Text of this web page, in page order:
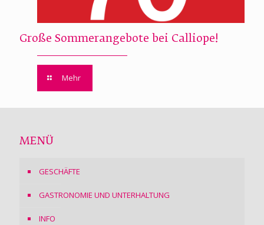
Große Sommerangebote bei Calliope!
Mehr
MENÜ
GESCHÄFTE
GASTRONOMIE UND UNTERHALTUNG
INFO